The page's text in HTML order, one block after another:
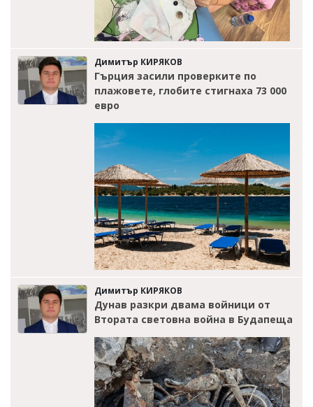
Димитър КИРЯКОВ
Гърция засили проверките по
плажовете, глобите стигнаха 73 000
евро
Димитър КИРЯКОВ
Дунав разкри двама войници от
Втората световна война в Будапеща